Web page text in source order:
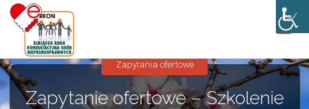
Zapytanie ofertowe – Szkolenie
Zapytania ofertowe